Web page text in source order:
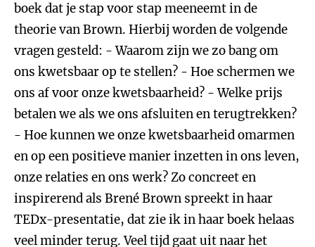
boek dat je stap voor stap meeneemt in de
theorie van Brown. Hierbij worden de volgende
vragen gesteld: - Waarom zijn we zo bang om
ons kwetsbaar op te stellen? - Hoe schermen we
ons af voor onze kwetsbaarheid? - Welke prijs
betalen we als we ons afsluiten en terugtrekken?
- Hoe kunnen we onze kwetsbaarheid omarmen
en op een positieve manier inzetten in ons leven,
onze relaties en ons werk? Zo concreet en
inspirerend als Brené Brown spreekt in haar
TEDx-presentatie, dat zie ik in haar boek helaas
veel minder terug. Veel tijd gaat uit naar het